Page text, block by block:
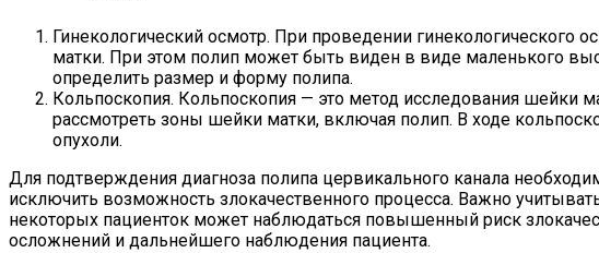
Гинекологический осмотр. При проведении
матки. При этом полип может быть виден в виде маленького
определить размер и форму полипа.
Кольпоскопия. Кольпоскопия — это метод исследования шейки
рассмотреть зоны шейки матки, включая полип. В ходе
опухоли.
Для подтверждения диагноза полипа цервикального канала
исключить возможность злокачественного процесса. Важно
некоторых пациенток может наблюдаться повышенный риск
осложнений и дальнейшего наблюдения пациента.